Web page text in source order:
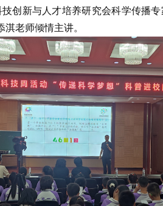
创新与人才培养研究会科学传播
老师倾情主讲。